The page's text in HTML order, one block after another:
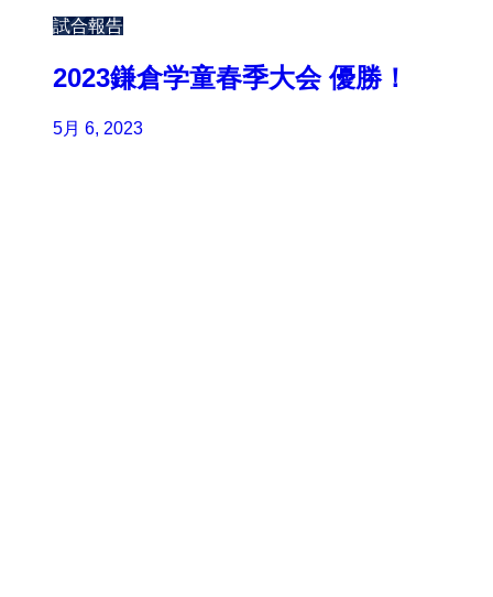
試合報告
2023鎌倉学童春季大会 優勝！
5月 6, 2023